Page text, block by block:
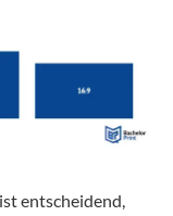
entscheidend,